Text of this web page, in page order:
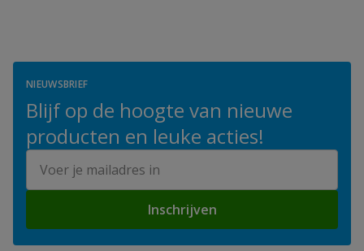
NIEUWSBRIEF
Blijf op de hoogte van nieuwe
producten en leuke acties!
Inschrijven